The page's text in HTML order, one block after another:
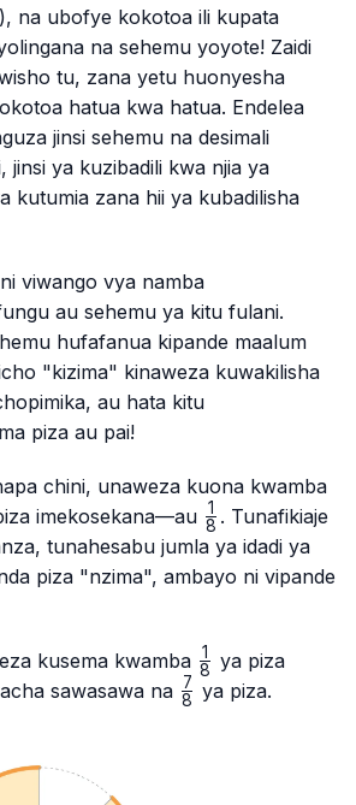
na ubofye kokotoa ili kupata
na sehemu yoyote! Zaidi
tu, zana yetu huonyesha
hatua kwa hatua. Endelea
jinsi sehemu na desimali
jinsi ya kuzibadili kwa njia ya
kutumia zana hii ya kubadilisha
viwango vya namba
au sehemu ya kitu fulani.
hufafanua kipande maalum
"kizima" kinaweza kuwakilisha
au hata kitu
piza au pai!
chini, unaweza kuona kwamba
imekosekana—au \frac{1}
{8}
8
1 . Tunafikiaje
tunahesabu jumla ya idadi ya
piza "nzima", ambayo ni vipande
kusema kwamba \frac{1}
{8}
8
1
ya piza
sawasawa na \frac{7}
8
7 ya piza.